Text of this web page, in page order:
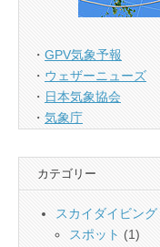
・ GPV気象予報
・ ウェザーニューズ
・ 日本気象協会
・ 気象庁
カテゴリー
スカイダイビング
スポット (1)